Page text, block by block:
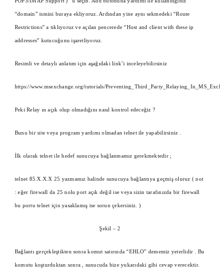
“domain” ismini buraya ekliyoruz. Ardından yine aynı sekmedeki “Route
Restrictions” a tıklıyoruz ve açılan pencerede “Host and client with these ip
addresses” kutucuğunu işaretliyoruz.
Resimli ve detaylı anlatım için aşağıdaki link’i inceleyebilirsiniz
https://www.msexchange.org/tutorials/
Peki Relay ın açık olup olmadığını nasıl kontrol edeceğiz ?
Bunu bir site veya program yardımı olmadan telnet ile yapabilirsiniz .
İlk olarak telnet ile hedef sunucuya bağlanmamız gerekmektedir ;
telnet 85.X.X.X 25 yazmamız halinde sunucuya bağlantıya geçmiş oluruz ( not
: eğer firewall da 25 nolu port açık değil ise veya sizin tarafınızda bir firewall
bu portu telnet için yasaklamış ise sorun çekersiniz. )
Şekil – 2
Bağlantı gerçekleştikten sonra komut satırında “EHLO” dememiz yeterlidir . Bu
komutu koşturduktan sonra , sunucuda bize yukarıdaki gibi cevap verecektir.